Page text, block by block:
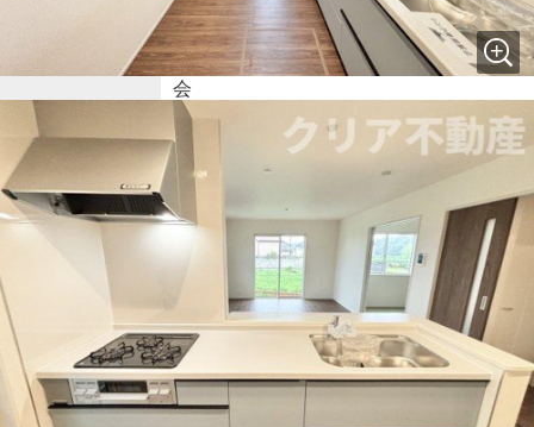
公益社団法人 全日本不動産協会
公益社団法人 不動産保証協会
公益社団法人 首都圏不動産公正取引協議
会
情報更新日 2026年08月05日
2026年08月19日
建設住宅性能評価書付
住宅性能保証付
室内洗濯機置場
専用庭
バルコニー
プロパンガス
公営水道
公共下水